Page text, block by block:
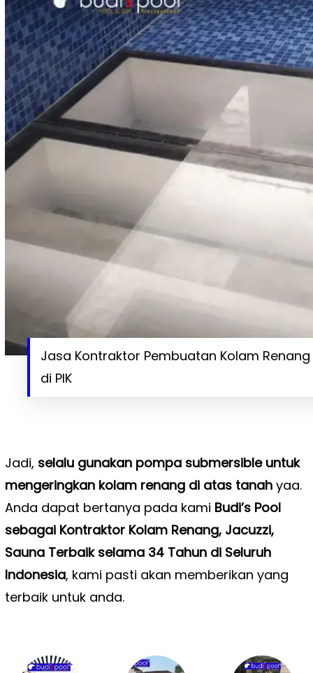
Jasa Kontraktor Pembuatan Kolam
di PIK
Jadi, selalu gunakan pompa submersible untuk
mengeringkan kolam renang di atas tanahyaa.
Anda dapat bertanya pada kami Budi’s Pool
sebagai Kontraktor Kolam Renang, Jacuzzi,
Sauna Terbaik selama 34 Tahun di Seluruh
Indonesia, kami pasti akan memberikan yang
terbaik untuk anda.